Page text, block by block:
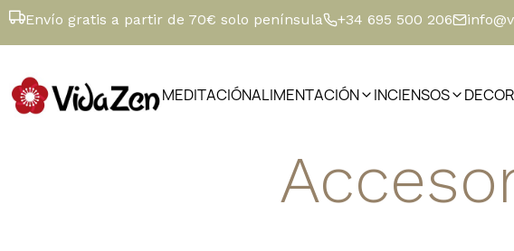
Envío gratis a partir de 70€ solo península +34 695 500 206
MEDITACIÓNALIMENTACIÓN INCIENSOS